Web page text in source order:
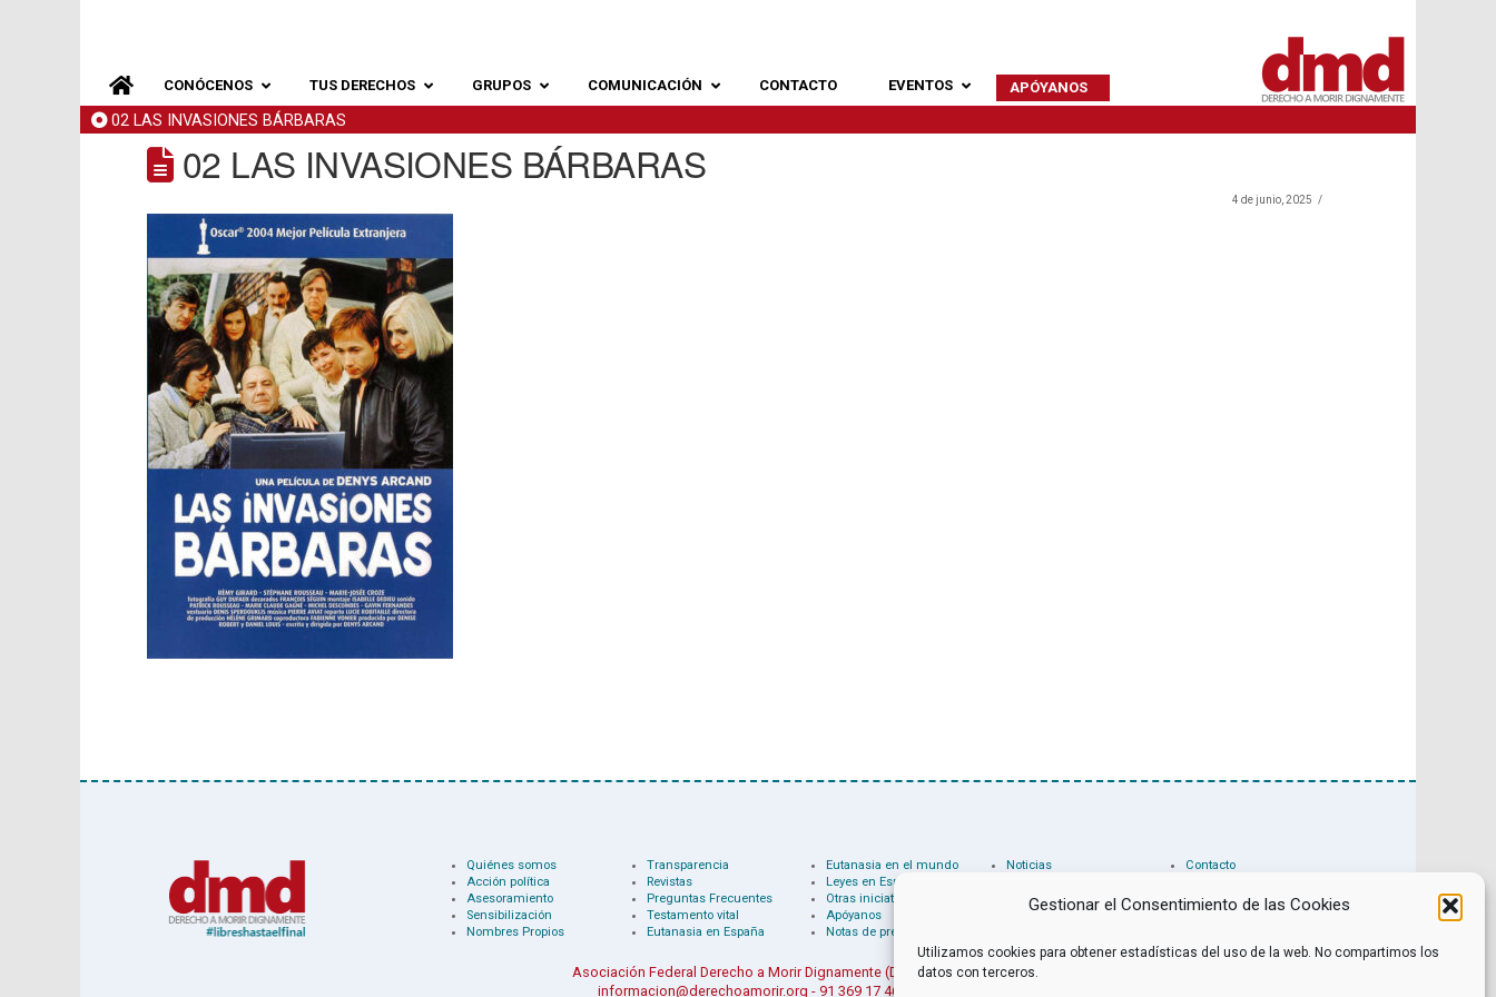
Gestionar el Consentimiento de las Cookies
Utilizamos cookies para obtener estadísticas del uso de la web. No compartimos los
datos con terceros.
CONÓCENOS TUS DERECHOS GRUPOS COMUNICACIÓN CONTACTO EVENTOS APÓYANOS
02 LAS INVASIONES BÁRBARAS
02 LAS INVASIONES BÁRBARAS
4 de junio, 2025
Quiénes somos
Acción política
Asesoramiento
Sensibilización
Nombres Propios
Transparencia
Revistas
Preguntas Frecuentes
Testamento vital
Eutanasia en España
Eutanasia en el mundo
Leyes en España
Otras iniciativas
Apóyanos
Notas de prensa
Noticias
Archivo
Libros recomendados
Contacto
Política de privacidad
Facebook
Asociación Federal Derecho a Morir Dignamente (DMD)
informacion@derechoamorir.org - 91 369 17 46